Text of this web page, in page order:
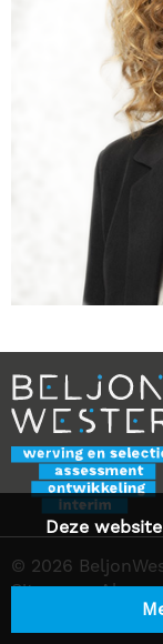
Deze
© 2026
Sitemap•
Privacy